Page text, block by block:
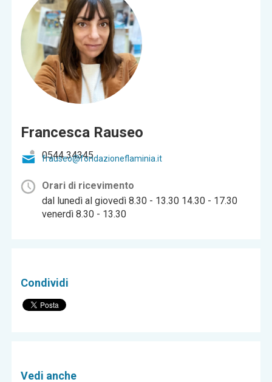
Francesca Rauseo
0544 34345
frauseo@fondazioneflaminia.it
Orari di ricevimento
dal lunedì al giovedì 8.30 - 13.30 14.30 - 17.30
venerdì 8.30 - 13.30
Condividi
Vedi anche